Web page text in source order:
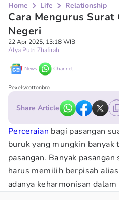
Home Life Relationship
Cara Mengurus Surat
Negeri
22 Apr 2025, 13:18 WIB
Alya Putri Zhafirah
News Channel
Pexels/cottonbro
Share Article
Perceraian bagi pasangan
buruk yang mungkin
pasangan. Banyak
harus memilih berpisah
adanya keharmonisan